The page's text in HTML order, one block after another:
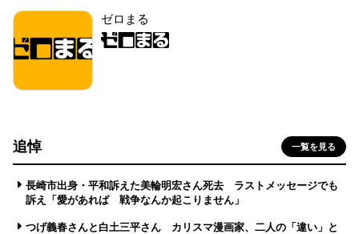
ゼロまる
追悼 一覧を見る
長崎市出身・平和訴えた美輪明宏さん死去 ラストメッセージでも
訴え「愛があれば 戦争なんか起こりません」
つげ義春さんと白土三平さん カリスマ漫画家、二人の「違い」と